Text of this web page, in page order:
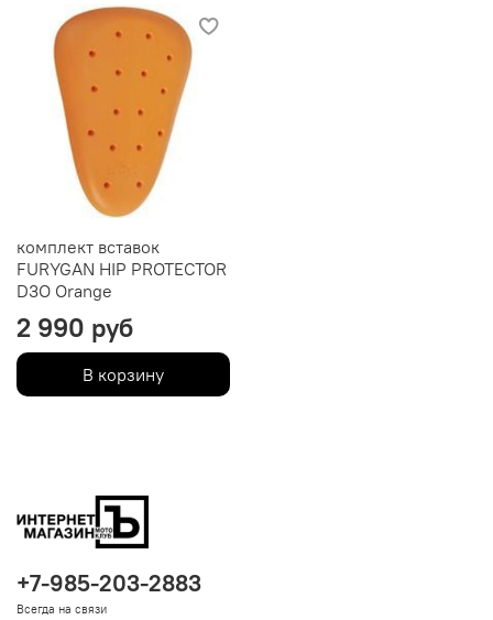
комплект вставок
FURYGAN HIP PROTECTOR
D3O Orange
2 990 руб
В корзину
+7-985-203-2883
Всегда на связи